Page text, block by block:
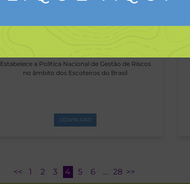
Estabelece a Política Nacional de Gestão de Riscos
no âmbito dos Escoteiros do Brasil
DOWNLOAD
<< 1 2 3 4 5 6 … 28 >>